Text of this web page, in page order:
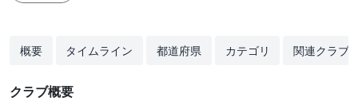
概要 タイムライン 都道府県 カテゴリ 関連クラブ
クラブ概要